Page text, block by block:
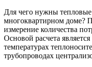
Для чего нужны
многоквартирном доме?
измерение количества
Основой расчета
температурах
трубопроводах